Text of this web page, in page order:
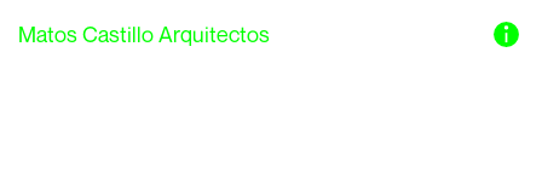
Matos Castillo Arquitectos